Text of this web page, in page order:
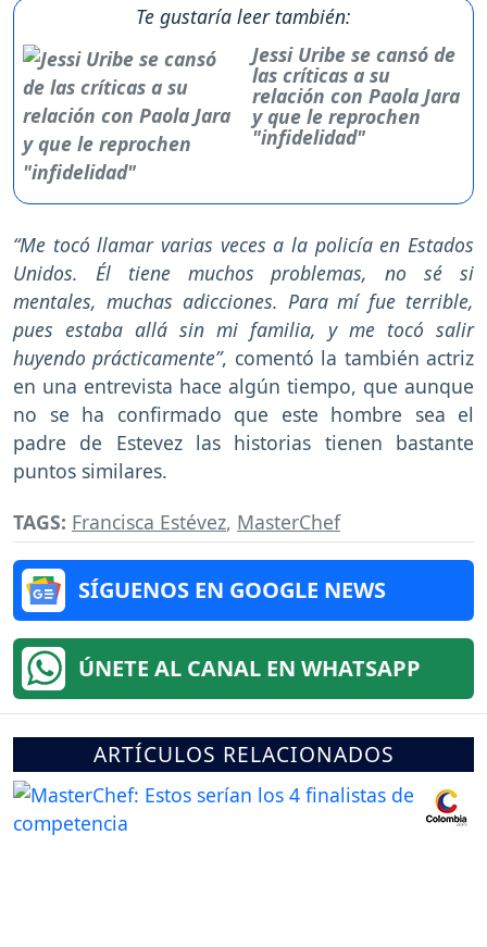
Te gustaría leer también:
Jessi Uribe se cansó de
las críticas a su
relación con Paola Jara
y que le reprochen
"infidelidad"
“Me tocó llamar varias veces a la policía en Estados
Unidos. Él tiene muchos problemas, no sé si
mentales, muchas adicciones. Para mí fue terrible,
pues estaba allá sin mi familia, y me tocó salir
huyendo prácticamente”, comentó la también actriz
en una entrevista hace algún tiempo, que aunque
no se ha confirmado que este hombre sea el
padre de Estevez las historias tienen bastante
puntos similares.
TAGS: Francisca Estévez, MasterChef
SÍGUENOS EN GOOGLE NEWS
ÚNETE AL CANAL EN WHATSAPP
ARTÍCULOS RELACIONADOS